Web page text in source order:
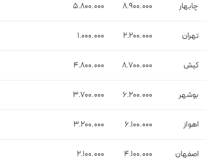
چابهار 8.900.000
5.800.000
تهران 2.200.000
1.000.000
کیش 8.700.000
4.800.000
بوشهر 6.200.000
3.700.000
اهواز 6.100.000
3.200.000
اصفهان 4.100.000
2.100.000